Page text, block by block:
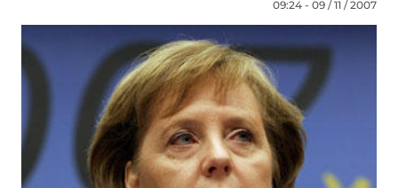
09:24 - 09 / 11 / 2007